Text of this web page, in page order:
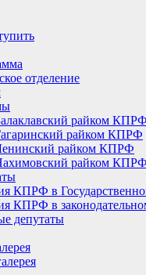
отделение
райком КПРФ
райком КПРФ
райком КПРФ
райком КПРФ
КПРФ в
КПРФ в
депутаты